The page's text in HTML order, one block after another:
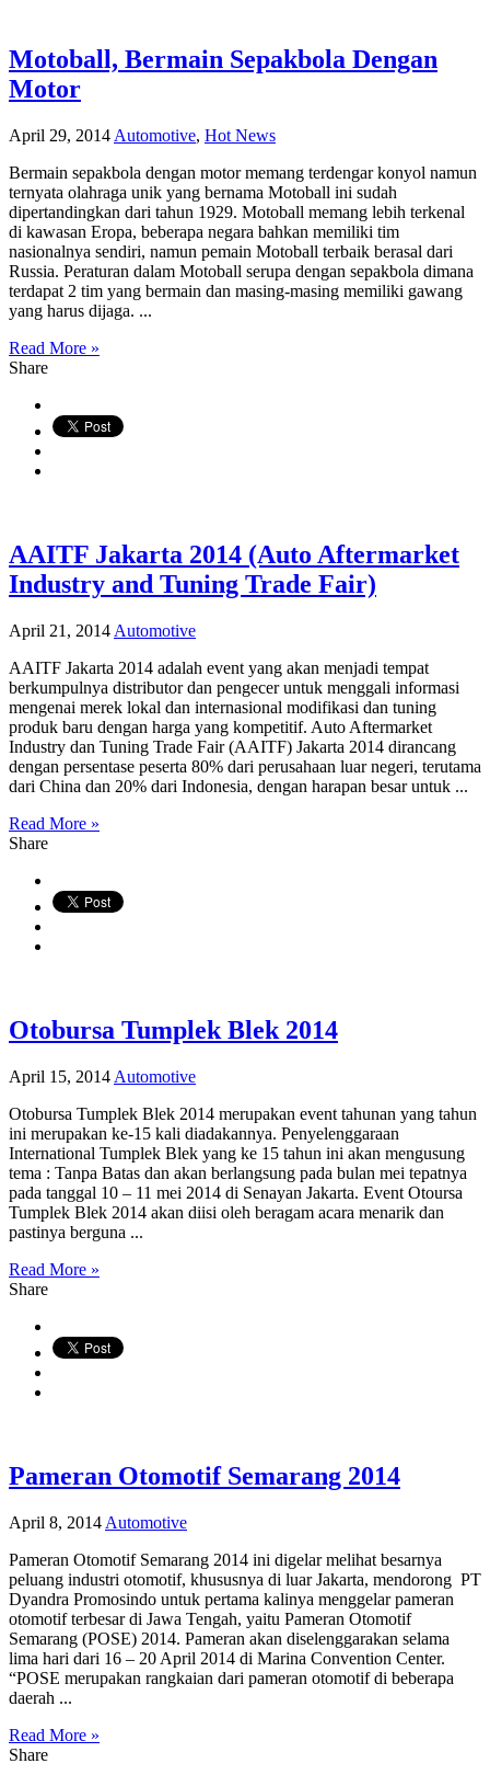
Motoball, Bermain Sepakbola Dengan
Motor
April 29, 2014 Automotive, Hot News
Bermain sepakbola dengan motor memang terdengar konyol namun
ternyata olahraga unik yang bernama Motoball ini sudah
dipertandingkan dari tahun 1929. Motoball memang lebih terkenal
di kawasan Eropa, beberapa negara bahkan memiliki tim
nasionalnya sendiri, namun pemain Motoball terbaik berasal dari
Russia. Peraturan dalam Motoball serupa dengan sepakbola dimana
terdapat 2 tim yang bermain dan masing-masing memiliki gawang
yang harus dijaga. ...
Read More »
Share
AAITF Jakarta 2014 (Auto Aftermarket
Industry and Tuning Trade Fair)
April 21, 2014 Automotive
AAITF Jakarta 2014 adalah event yang akan menjadi tempat
berkumpulnya distributor dan pengecer untuk menggali informasi
mengenai merek lokal dan internasional modifikasi dan tuning
produk baru dengan harga yang kompetitif. Auto Aftermarket
Industry dan Tuning Trade Fair (AAITF) Jakarta 2014 dirancang
dengan persentase peserta 80% dari perusahaan luar negeri, terutama
dari China dan 20% dari Indonesia, dengan harapan besar untuk ...
Read More »
Share
Otobursa Tumplek Blek 2014
April 15, 2014 Automotive
Otobursa Tumplek Blek 2014 merupakan event tahunan yang tahun
ini merupakan ke-15 kali diadakannya. Penyelenggaraan
International Tumplek Blek yang ke 15 tahun ini akan mengusung
tema : Tanpa Batas dan akan berlangsung pada bulan mei tepatnya
pada tanggal 10 – 11 mei 2014 di Senayan Jakarta. Event Otoursa
Tumplek Blek 2014 akan diisi oleh beragam acara menarik dan
pastinya berguna ...
Read More »
Share
Pameran Otomotif Semarang 2014
April 8, 2014 Automotive
Pameran Otomotif Semarang 2014 ini digelar melihat besarnya
peluang industri otomotif, khususnya di luar Jakarta, mendorong PT
Dyandra Promosindo untuk pertama kalinya menggelar pameran
otomotif terbesar di Jawa Tengah, yaitu Pameran Otomotif
Semarang (POSE) 2014. Pameran akan diselenggarakan selama
lima hari dari 16 – 20 April 2014 di Marina Convention Center.
“POSE merupakan rangkaian dari pameran otomotif di beberapa
daerah ...
Read More »
Share